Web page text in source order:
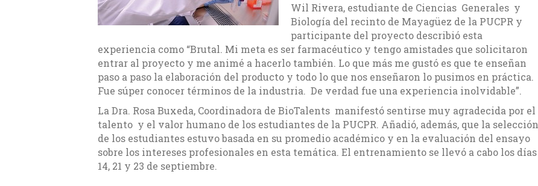
Wil Rivera, estudiante de Ciencias Generales y
Biología del recinto de Mayagüez de la PUCPR y
participante del proyecto describió esta
experiencia como “Brutal. Mi meta es ser farmacéutico y tengo amistades que solicitaron
entrar al proyecto y me animé a hacerlo también. Lo que más me gustó es que te enseñan
paso a paso la elaboración del producto y todo lo que nos enseñaron lo pusimos en práctica.
Fue súper conocer términos de la industria. De verdad fue una experiencia inolvidable”.
La Dra. Rosa Buxeda, Coordinadora de BioTalents manifestó sentirse muy agradecida por el
talento y el valor humano de los estudiantes de la PUCPR. Añadió, además, que la selección
de los estudiantes estuvo basada en su promedio académico y en la evaluación del ensayo
sobre los intereses profesionales en esta temática. El entrenamiento se llevó a cabo los días
14, 21 y 23 de septiembre.